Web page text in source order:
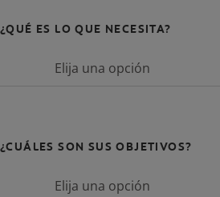
¿QUÉ ES LO QUE NECESITA?
Elija una opción
¿CUÁLES SON SUS OBJETIVOS?
Elija una opción